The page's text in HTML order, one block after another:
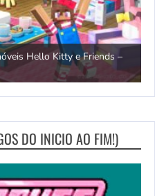
Hello Kitty e Friends –
DO INICIO AO FIM!)